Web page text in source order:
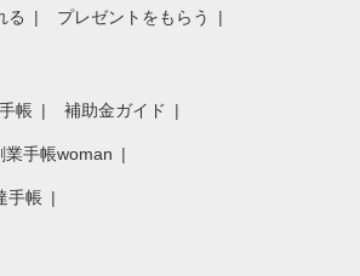
る プレゼントをもらう
帳 補助金ガイド
業手帳woman
手帳